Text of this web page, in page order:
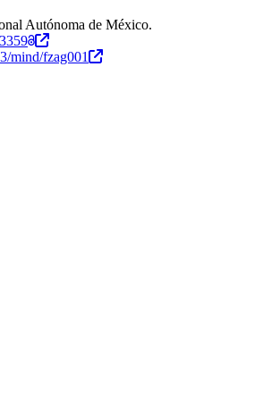
Autónoma de México.
mind/fzag001